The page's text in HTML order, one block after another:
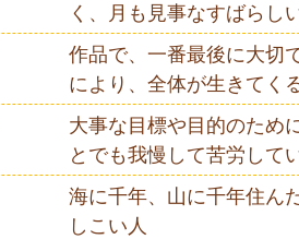
く、月も見事なすばらし
作品で、一番最後に大切
により、全体が生きてく
大事な目標や目的のため
とでも我慢して苦労して
海に千年、山に千年住ん
しこい人